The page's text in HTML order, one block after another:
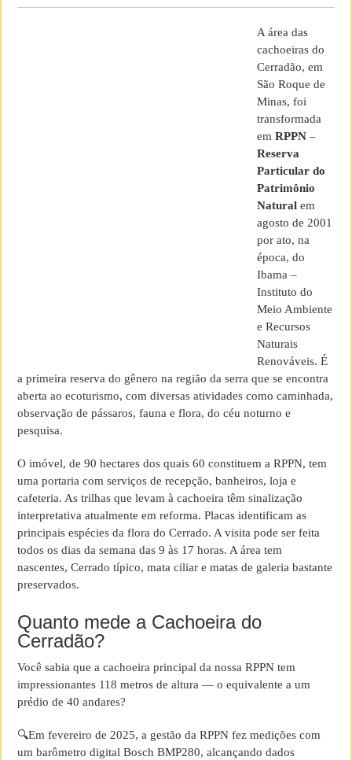
A área das
cachoeiras do
Cerradão, em
São Roque de
Minas, foi
transformada
emRPPN –
Reserva
Particular do
Patrimônio
Natural em
agosto de 2001
por ato, na
época, do
Ibama –
Instituto do
Meio Ambiente
e Recursos
Naturais
Renováveis. É
a primeira reserva do gênero na região da serra que se encontra
aberta ao ecoturismo, com diversas atividades como caminhada,
observação de pássaros, fauna e flora, do céu noturno e
pesquisa.
O imóvel, de 90 hectares dos quais 60 constituem a RPPN, tem
uma portaria com serviços de recepção, banheiros, loja e
cafeteria. As trilhas que levam à cachoeira têm sinalização
interpretativa atualmente em reforma. Placas identificam as
principais espécies da flora do Cerrado. A visita pode ser feita
todos os dias da semana das 9 às 17 horas. A área tem
nascentes, Cerrado típico, mata ciliar e matas de galeria bastante
preservados.
Quanto mede a Cachoeira do
Cerradão?
Você sabia que a cachoeira principal da nossa RPPN tem
impressionantes 118 metros de altura — o equivalente a um
prédio de 40 andares?
🔍Em fevereiro de 2025, a gestão da RPPN fez medições com
um barômetro digital Bosch BMP280, alcançando dados